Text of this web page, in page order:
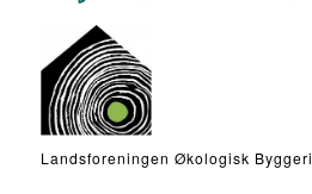
Landsforeningen Økologisk Byggeri